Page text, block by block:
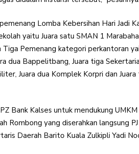
Lomba Kebersihan Hari Jadi
yaitu Juara satu SMAN 1
Pemenang kategori perkantoran
dua Bappelitbang, Juara tiga
Juara dua Komplek Korpri dan
Bank Kalses untuk mendukung
Rombong yang diserahkan langsung
Daerah Barito Kuala Zulkipli Yadi